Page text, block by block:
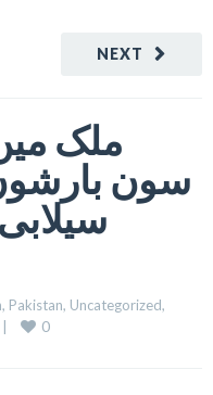
NEXT
ملک
سون
, Pakistan, Uncategorized
0